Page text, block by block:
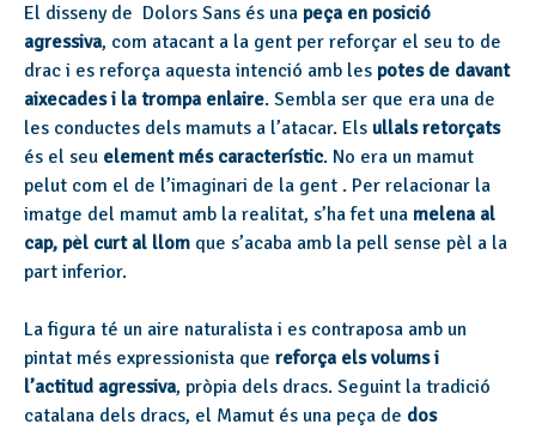
El disseny de Dolors Sans és una peça en posició
agressiva, com atacant a la gent per reforçar el seu to de
drac i es reforça aquesta intenció amb les potes de davant
aixecades i la trompa enlaire. Sembla ser que era una de
les conductes dels mamuts a l’atacar. Els ullals retorçats
és el seu element més característic. No era un mamut
pelut com el de l’imaginari de la gent . Per relacionar la
imatge del mamut amb la realitat, s’ha fet una melena al
cap, pèl curt al llom que s’acaba amb la pell sense pèl a la
part inferior.
La figura té un aire naturalista i es contraposa amb un
pintat més expressionista que reforça els volums i
l’actitud agressiva, pròpia dels dracs. Seguint la tradició
catalana dels dracs, el Mamut és una peça de dos